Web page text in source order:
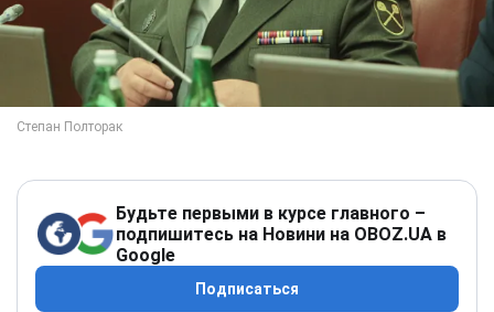
Будьте первыми в курсе главного –
подпишитесь на Новини на OBOZ.UA в
Google
Подписаться